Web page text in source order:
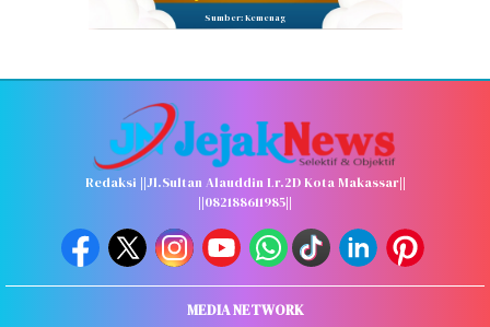
Sumber: Kemenag
Redaksi ||Jl.Sultan Alauddin Lr.2D Kota Makassar||
||082188611985||
MEDIA NETWORK